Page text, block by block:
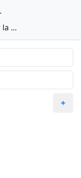
...
+